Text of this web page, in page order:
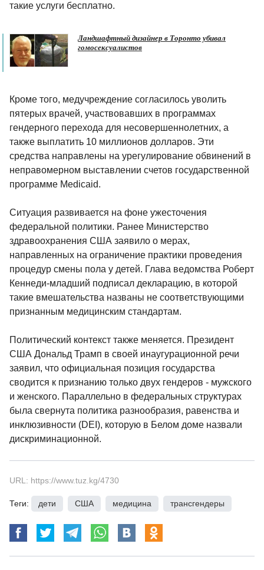
такие услуги бесплатно.
Ландшафтный дизайнер в Торонто убивал
гомосексуалистов
Кроме того, медучреждение согласилось уволить
пятерых врачей, участвовавших в программах
гендерного перехода для несовершеннолетних, а
также выплатить 10 миллионов долларов. Эти
средства направлены на урегулирование обвинений в
неправомерном выставлении счетов государственной
программе Medicaid.
Ситуация развивается на фоне ужесточения
федеральной политики. Ранее Министерство
здравоохранения США заявило о мерах,
направленных на ограничение практики проведения
процедур смены пола у детей. Глава ведомства Роберт
Кеннеди-младший подписал декларацию, в которой
такие вмешательства названы не соответствующими
признанным медицинским стандартам.
Политический контекст также меняется. Президент
США Дональд Трамп в своей инаугурационной речи
заявил, что официальная позиция государства
сводится к признанию только двух гендеров - мужского
и женского. Параллельно в федеральных структурах
была свернута политика разнообразия, равенства и
инклюзивности (DEI), которую в Белом доме назвали
дискриминационной.
URL: https://www.tuz.kg/4730
Теги: дети США медицина трансгендеры